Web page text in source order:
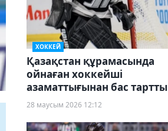
ХОККЕЙ
Қазақстан құрамасында
ойнаған хоккейші
азаматтығынан бас тартты
28 маусым 2026 12:12